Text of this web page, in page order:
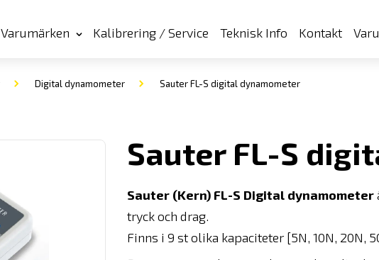
Varumärken Kalibrering / Service Teknisk Info Kontakt
Digital dynamometer Sauter FL-S digital dynamometer
Sauter FL-S
Sauter (Kern) FL-S Digital dynamometer
tryck och drag.
Finns i 9 st olika kapaciteter [5N, 10N, 20N,